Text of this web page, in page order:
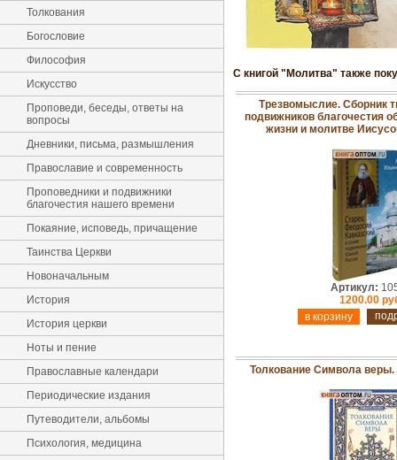
Толкования
Богословие
Философия
Искусство
Проповеди, беседы, ответы на
вопросы
Дневники, письма, размышления
Православие и современность
Проповедники и подвижники
благочестия нашего времени
Покаяние, исповедь, причащение
Таинства Церкви
Новоначальным
История
История церкви
Ноты и пение
Православные календари
Периодические издания
Путеводители, альбомы
Психология, медицина
С книгой "Молитва" также
Трезвомыслие. Сборник
подвижников благочестия
жизни и молитве
Артикул:
1200.00
Толкование Символа